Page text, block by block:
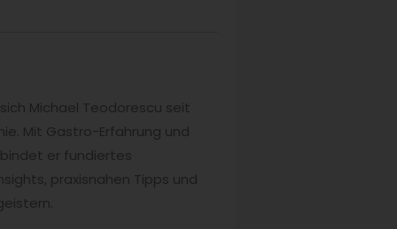
Michael Teodorescu seit
Mit Gastro-Erfahrung und
er fundiertes
praxisnahen Tipps und